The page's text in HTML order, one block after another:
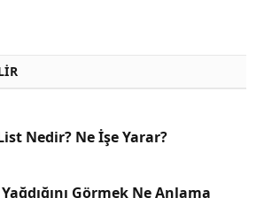
Nedir? Ne İşe Yarar?
Görmek Ne Anlama